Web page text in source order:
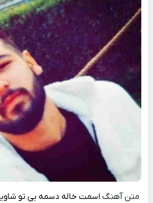
متن آهنگ اسمت خاله دسمه بی تو